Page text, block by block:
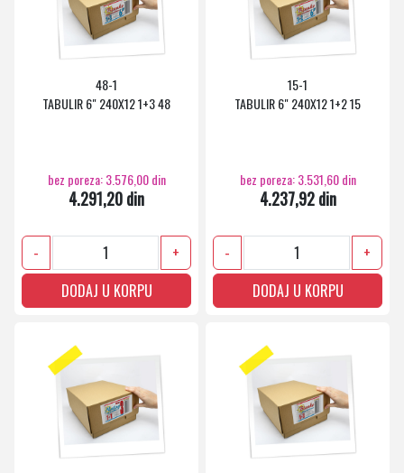
48-1
TABULIR 6" 240X12 1+3 48
bez poreza: 3.576,00 din
4.291,20 din
-
+
DODAJ U KORPU
15-1
TABULIR 6" 240X12 1+2 15
bez poreza: 3.531,60 din
4.237,92 din
-
+
DODAJ U KORPU